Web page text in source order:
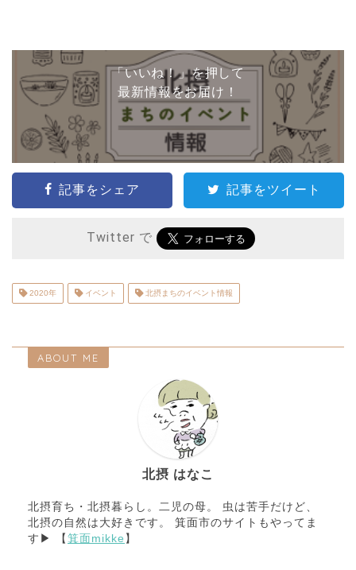
「いいね！」を押して
最新情報をお届け！
記事をシェア 記事をツイート
Twitter で
2020年 イベント 北摂まちのイベント情報
ABOUT ME
北摂 はなこ
北摂育ち・北摂暮らし。二児の母。 虫は苦手だけど、
北摂の自然は大好きです。 箕面市のサイトもやってま
す▶︎ 【 箕面mikke 】